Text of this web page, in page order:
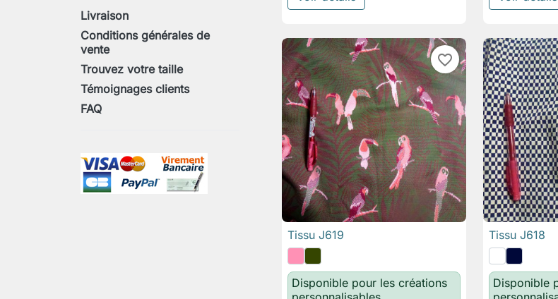
Livraison
Conditions générales de
vente
Trouvez votre taille
Témoignages clients
FAQ
favorite_border

Tissu J619
Disponible pour les créations

Tissu J618
Disponible